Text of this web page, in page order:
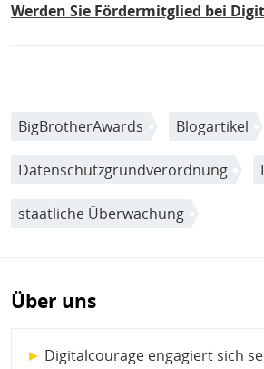
Werden Sie Fördermitglied bei
BigBrotherAwards Blogartikel
Datenschutzgrundverordnung
staatliche Überwachung
Über uns
► Digitalcourage engagiert sich